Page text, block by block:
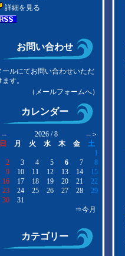
詳細を見る
お問い合わせ
ールにてお問い合わせいただ
ます。
（メールフォームへ）
カレンダー
-- 2026 / 8
--＞
日
月 火 水 木 金
土
1
2
3 4 5 6 7
8
9
10 11 12 13 14
15
16
17 18 19 20 21
22
23
24 25 26 27 28
29
30
31
⇒今月
カテゴリー